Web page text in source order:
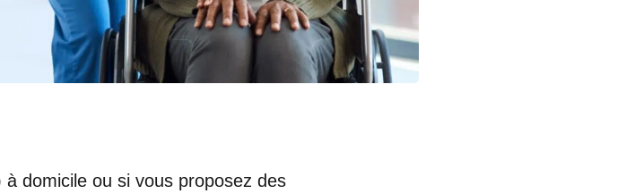
domicile ou si vous proposez des